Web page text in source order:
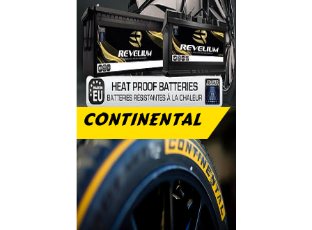
بطارية ريفيليم ضمان
عام مجانى
رفاهية الاستخدام
والتحمل على الطريق
CONTINENTAL